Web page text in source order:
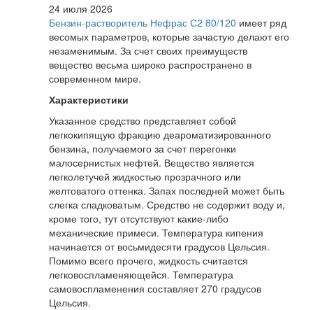
24 июля 2026
Бензин-растворитель Нефрас С2 80/120 имеет ряд
весомых параметров, которые зачастую делают его
незаменимым. За счет своих преимуществ
вещество весьма широко распространено в
современном мире.
Характеристики
Указанное средство представляет собой
легкокипящую фракцию деароматизированного
бензина, получаемого за счет перегонки
малосернистых нефтей. Вещество является
легколетучей жидкостью прозрачного или
желтоватого оттенка. Запах последней может быть
слегка сладковатым. Средство не содержит воду и,
кроме того, тут отсутствуют какие-либо
механические примеси. Температура кипения
начинается от восьмидесяти градусов Цельсия.
Помимо всего прочего, жидкость считается
легковоспламеняющейся. Температура
самовоспламенения составляет 270 градусов
Цельсия.